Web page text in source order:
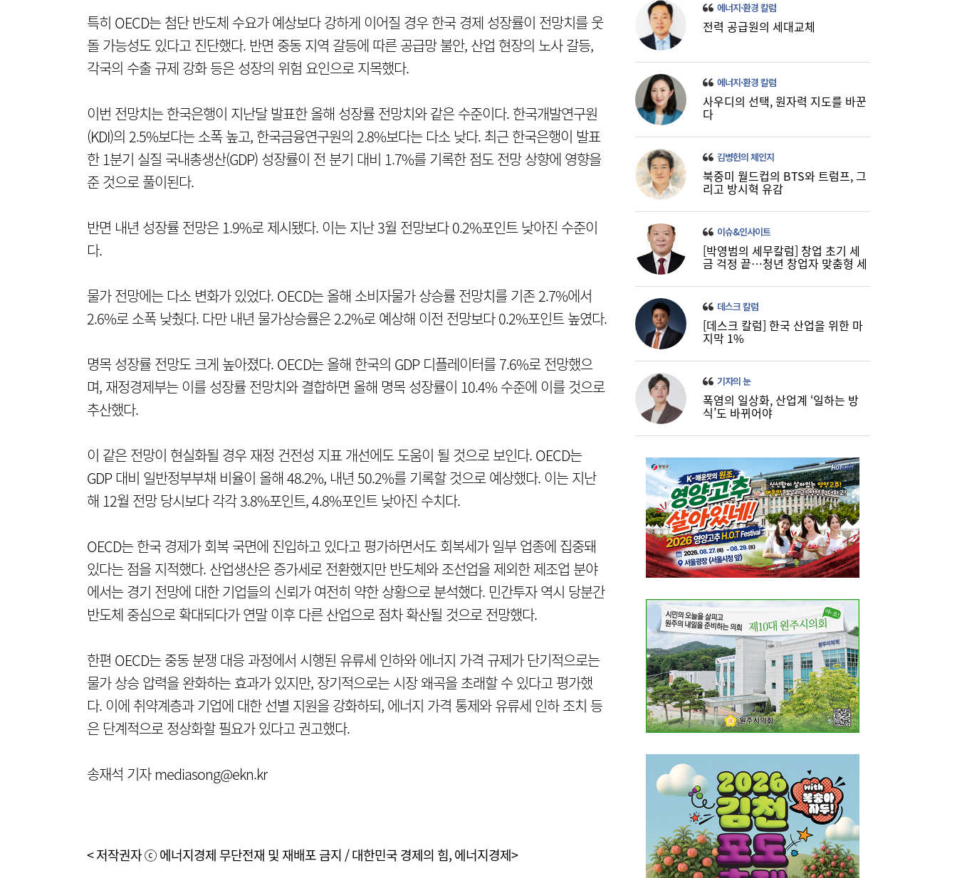
특히 OECD는 첨단 반도체 수요가 예상보다 강하게 이어질 경우 한국 경제 성장률이 전망치를 웃
돌 가능성도 있다고 진단했다. 반면 중동 지역 갈등에 따른 공급망 불안, 산업 현장의 노사 갈등,
각국의 수출 규제 강화 등은 성장의 위험 요인으로 지목했다.
이번 전망치는 한국은행이 지난달 발표한 올해 성장률 전망치와 같은 수준이다. 한국개발연구원
(KDI)의 2.5%보다는 소폭 높고, 한국금융연구원의 2.8%보다는 다소 낮다. 최근 한국은행이 발표
한 1분기 실질 국내총생산(GDP) 성장률이 전 분기 대비 1.7%를 기록한 점도 전망 상향에 영향을
준 것으로 풀이된다.
반면 내년 성장률 전망은 1.9%로 제시됐다. 이는 지난 3월 전망보다 0.2%포인트 낮아진 수준이
다.
물가 전망에는 다소 변화가 있었다. OECD는 올해 소비자물가 상승률 전망치를 기존 2.7%에서
2.6%로 소폭 낮췄다. 다만 내년 물가상승률은 2.2%로 예상해 이전 전망보다 0.2%포인트 높였다.
명목 성장률 전망도 크게 높아졌다. OECD는 올해 한국의 GDP 디플레이터를 7.6%로 전망했으
며, 재정경제부는 이를 성장률 전망치와 결합하면 올해 명목 성장률이 10.4% 수준에 이를 것으로
추산했다.
이 같은 전망이 현실화될 경우 재정 건전성 지표 개선에도 도움이 될 것으로 보인다. OECD는
GDP 대비 일반정부부채 비율이 올해 48.2%, 내년 50.2%를 기록할 것으로 예상했다. 이는 지난
해 12월 전망 당시보다 각각 3.8%포인트, 4.8%포인트 낮아진 수치다.
OECD는 한국 경제가 회복 국면에 진입하고 있다고 평가하면서도 회복세가 일부 업종에 집중돼
있다는 점을 지적했다. 산업생산은 증가세로 전환했지만 반도체와 조선업을 제외한 제조업 분야
에서는 경기 전망에 대한 기업들의 신뢰가 여전히 약한 상황으로 분석했다. 민간투자 역시 당분간
반도체 중심으로 확대되다가 연말 이후 다른 산업으로 점차 확산될 것으로 전망했다.
한편 OECD는 중동 분쟁 대응 과정에서 시행된 유류세 인하와 에너지 가격 규제가 단기적으로는
물가 상승 압력을 완화하는 효과가 있지만, 장기적으로는 시장 왜곡을 초래할 수 있다고 평가했
다. 이에 취약계층과 기업에 대한 선별 지원을 강화하되, 에너지 가격 통제와 유류세 인하 조치 등
은 단계적으로 정상화할 필요가 있다고 권고했다.
송재석 기자 mediasong@ekn.kr
< 저작권자 ⓒ 에너지경제 무단전재 및 재배포 금지 / 대한민국 경제의 힘, 에너지경제>
14:18
서울 아파트값 0.26% 올라 상승폭 확대…재
건축·역세권이 견인
에너지·환경 칼럼
전력 공급원의 세대교체
에너지·환경 칼럼
사우디의 선택, 원자력 지도를 바꾼
다
김병헌의 체인지
북중미 월드컵의 BTS와 트럼프, 그
리고 방시혁 유감
이슈&인사이트
[박영범의 세무칼럼] 창업 초기 세
금 걱정 끝…청년 창업자 맞춤형 세
데스크 칼럼
[데스크 칼럼] 한국 산업을 위한 마
지막 1%
기자의 눈
폭염의 일상화, 산업계 ‘일하는 방
식’도 바뀌어야